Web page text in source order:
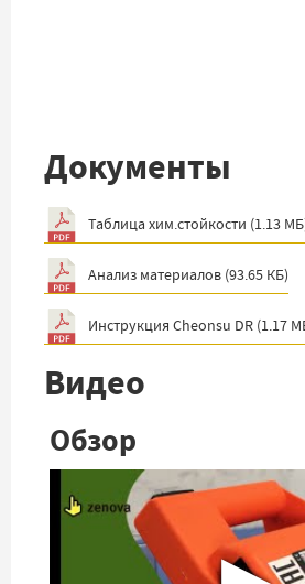
Документы
Таблица хим.стойкости (1.13 МБ
Анализ материалов (93.65 КБ)
Инструкция Cheonsu DR (1.17
Видео
Обзор